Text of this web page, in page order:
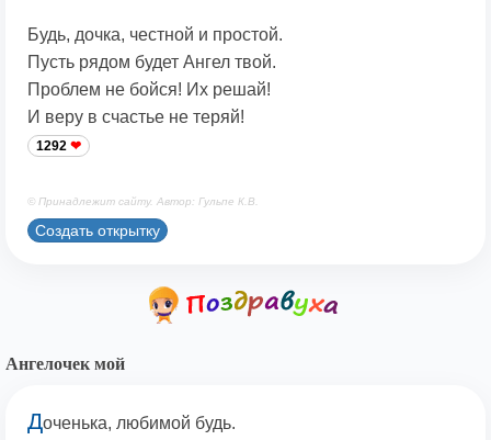
Будь, дочка, честной и простой.
Пусть рядом будет Ангел твой.
Проблем не бойся! Их решай!
И веру в счастье не теряй!
1292
© Принадлежит сайту. Автор: Гульпе К.В.
Создать открытку
Ангелочек мой
Доченька, любимой будь.